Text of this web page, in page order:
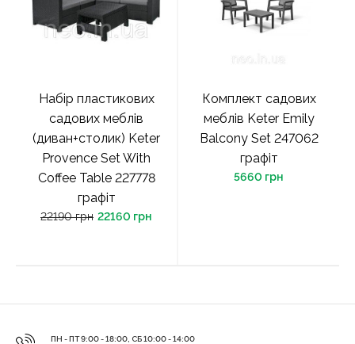
Набір пластикових
садових меблів
(диван+столик) Keter
Provence Set With
Coffee Table 227778
графіт
22190 грн 22160 грн
Комплект садових
меблів Keter Emily
Balcony Set 247062
графіт
5660 грн
ПН - ПТ 9:00 - 18:00, СБ 10:00 - 14:00